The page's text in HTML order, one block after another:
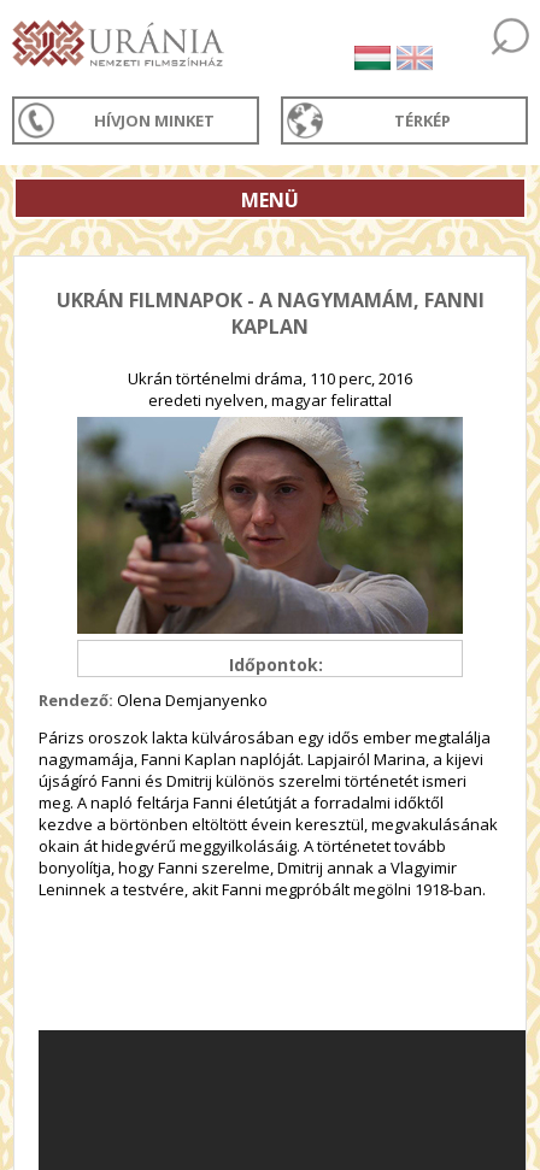
HÍVJON MINKET TÉRKÉP
MENÜ
UKRÁN FILMNAPOK - A NAGYMAMÁM, FANNI
KAPLAN
Ukrán történelmi dráma, 110 perc, 2016
eredeti nyelven, magyar felirattal
Időpontok:
Rendező: Olena Demjanyenko
Párizs oroszok lakta külvárosában egy idős ember megtalálja
nagymamája, Fanni Kaplan naplóját. Lapjairól Marina, a kijevi
újságíró Fanni és Dmitrij különös szerelmi történetét ismeri
meg. A napló feltárja Fanni életútját a forradalmi időktől
kezdve a börtönben eltöltött évein keresztül, megvakulásának
okain át hidegvérű meggyilkolásáig. A történetet tovább
bonyolítja, hogy Fanni szerelme, Dmitrij annak a Vlagyimir
Leninnek a testvére, akit Fanni megpróbált megölni 1918-ban.